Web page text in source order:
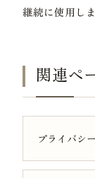
継続に使用しま
関連ペ
プライバシ